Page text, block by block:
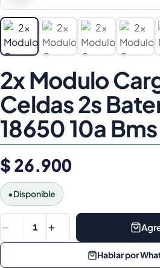
2x Modulo
Celdas 2s
18650 10a Bms
$ 26.900
•Disponible
1
Hablar por